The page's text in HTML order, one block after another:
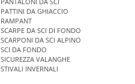
PATTINI DA GHIACCIO
RAMPANT
SCARPE DA SCI DI FONDO
SCARPONI DA SCI ALPINO
SCI DA FONDO
SICUREZZA VALANGHE
STIVALI INVERNALI